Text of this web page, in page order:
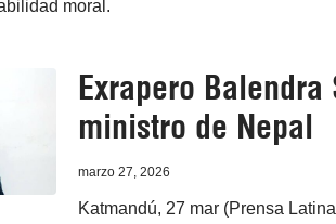
moral.
Exrapero
ministro de Nepal
marzo 27, 2026
Katmandú, 27 mar (Prensa